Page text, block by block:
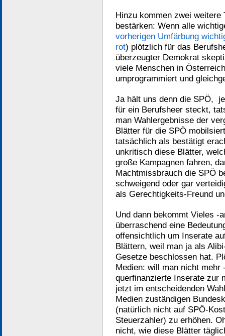
Hinzu kommen zwei weitere
bestärken: Wenn alle
vorherigen Umfärbung
rot) plötzlich für das
überzeugter Demokrat
viele Menschen in
umprogrammiert und
Ja hält uns denn die SPÖ,
für ein Berufsheer steckt,
man Wahlergebnisse der
Blätter für die SPÖ
tatsächlich als bestätigt
unkritisch diese Blätter,
große Kampagnen fahren,
Machtmissbrauch die SPÖ
schweigend oder gar
als Gerechtigkeits-Freund
Und dann bekommt Vieles -
überraschend eine
offensichtlich um Inserate
Blättern, weil man ja als
Gesetze beschlossen hat.
Medien: will man nicht mehr
querfinanzierte Inserate zur
jetzt im entscheidenden
Medien zuständigen
(natürlich nicht auf SPÖ-
Steuerzahler) zu erhöhen.
nicht, wie diese Blätter